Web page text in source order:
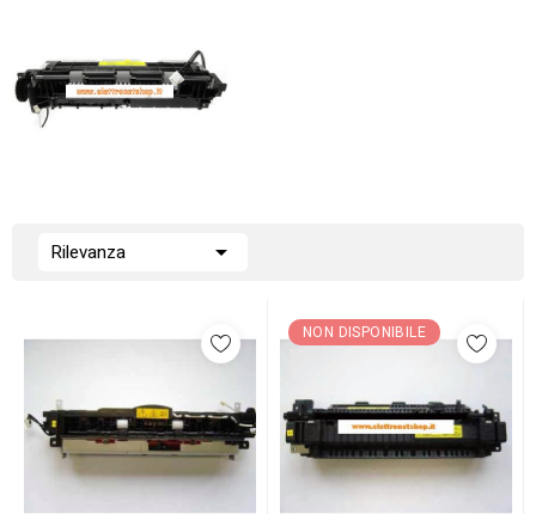
Rilevanza 
NON DISPONIBILE